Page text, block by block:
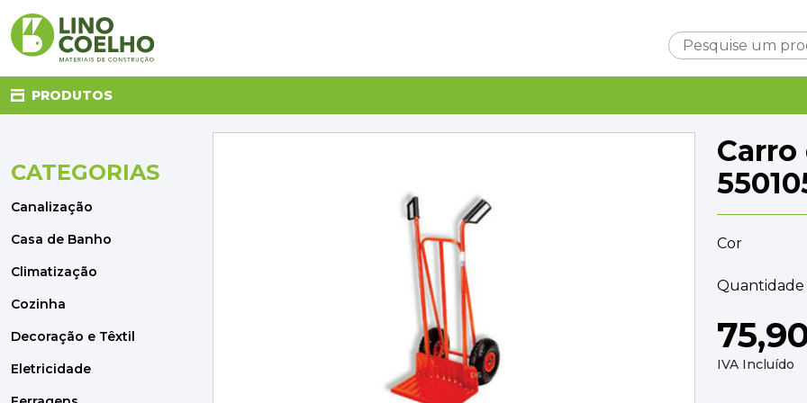
PRODUTOS
CANALIZAÇÃO
CLIMATIZAÇÃO
COZINHA
ELETRICIDADE
FERRAGENS
ILUMINAÇÃO
JARDIM
Entrega
A
FINALIZAR
CATEGORIAS
Canalização
Casa de Banho
Climatização
Cozinha
Decoração e Têxtil
Eletricidade
Carro
Cor
Quantidade
IVA Incluído